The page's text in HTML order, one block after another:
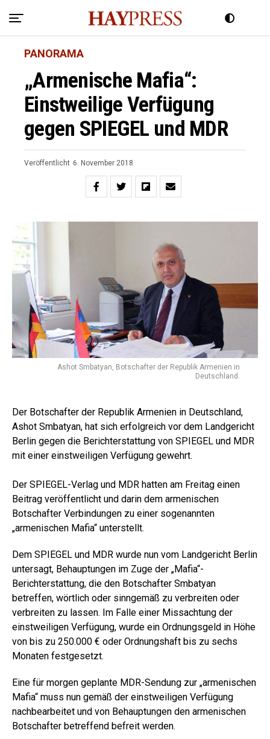
PANORAMA
„Armenische Mafia“:
Einstweilige Verfügung
gegen SPIEGEL und MDR
Veröffentlicht 6. November 2018
Ashot Smbatyan, Botschafter der Republik Armenien in
Deutschland.
Der Botschafter der Republik Armenien in Deutschland,
Ashot Smbatyan, hat sich erfolgreich vor dem Landgericht
Berlin gegen die Berichterstattung von SPIEGEL und MDR
mit einer einstweiligen Verfügung gewehrt.
Der SPIEGEL-Verlag und MDR hatten am Freitag einen
Beitrag veröffentlicht und darin dem armenischen
Botschafter Verbindungen zu einer sogenannten
„armenischen Mafia“ unterstellt.
Dem SPIEGEL und MDR wurde nun vom Landgericht Berlin
untersagt, Behauptungen im Zuge der „Mafia“-
Berichterstattung, die den Botschafter Smbatyan
betreffen, wörtlich oder sinngemäß zu verbreiten oder
verbreiten zu lassen. Im Falle einer Missachtung der
einstweiligen Verfügung, wurde ein Ordnungsgeld in Höhe
von bis zu 250.000 € oder Ordnungshaft bis zu sechs
Monaten festgesetzt.
Eine für morgen geplante MDR-Sendung zur „armenischen
Mafia“ muss nun gemäß der einstweiligen Verfügung
nachbearbeitet und von Behauptungen den armenischen
Botschafter betreffend befreit werden.